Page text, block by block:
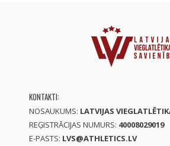
KONTAKTI:
NOSAUKUMS: LATVIJAS
REĢISTRĀCIJAS NUMURS: 40008029019
E-PASTS: LVS@ATHLETICS.LV